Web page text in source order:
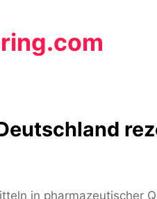
in pharmazeutischer